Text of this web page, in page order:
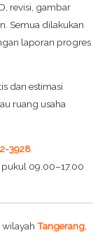
revisi, gambar
Semua dilakukan
laporan progres
dan estimasi
ruang usaha
3928
09.00–17.00
wilayah Tangerang